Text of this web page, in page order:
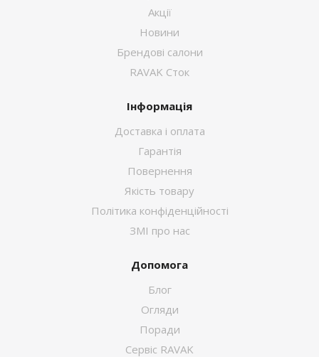
Акції
Новини
Брендові салони
RAVAK Сток
Інформація
Доставка і оплата
Гарантія
Повернення
Якість товару
Політика конфіденційності
ЗМІ про нас
Допомога
Блог
Огляди
Поради
Сервіс RAVAK